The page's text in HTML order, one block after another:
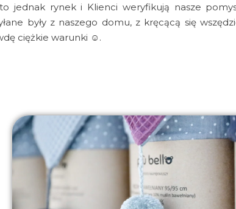
jednak rynek i Klienci weryfikują nasze
były z naszego domu, z kręcącą się
ciężkie warunki ☺.